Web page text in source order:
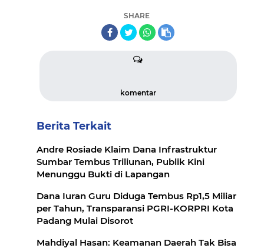
SHARE
komentar
Berita Terkait
Andre Rosiade Klaim Dana Infrastruktur
Sumbar Tembus Triliunan, Publik Kini
Menunggu Bukti di Lapangan
Dana Iuran Guru Diduga Tembus Rp1,5 Miliar
per Tahun, Transparansi PGRI-KORPRI Kota
Padang Mulai Disorot
Mahdiyal Hasan: Keamanan Daerah Tak Bisa